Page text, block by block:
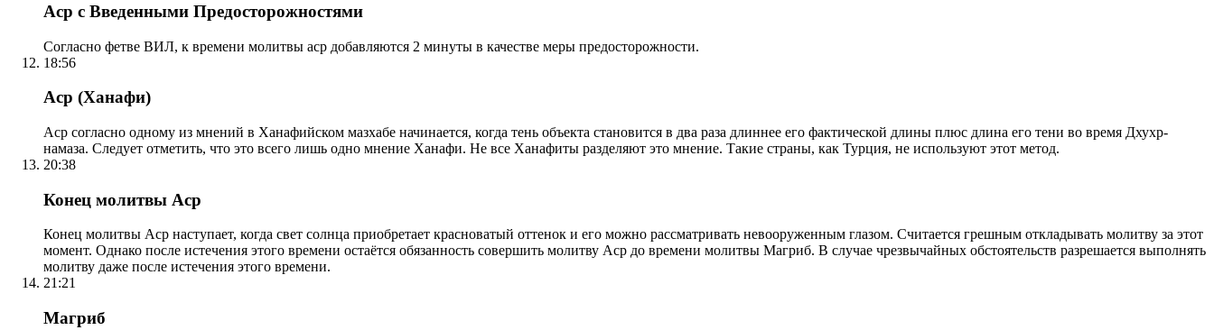
Аср с Введенными Предосторожностями
Согласно фетве ВИЛ, к времени молитвы аср добавляются 2 минуты в качестве меры предосторожности.
18:56
Аср (Ханафи)
Аср согласно одному из мнений в Ханафийском мазхабе начинается, когда тень объекта становится в два раза длиннее его фактической длины плюс длина его тени во время Дхухр-
намаза. Следует отметить, что это всего лишь одно мнение Ханафи. Не все Ханафиты разделяют это мнение. Такие страны, как Турция, не используют этот метод.
20:38
Конец молитвы Аср
Конец молитвы Аср наступает, когда свет солнца приобретает красноватый оттенок и его можно рассматривать невооруженным глазом. Считается грешным откладывать молитву за этот
момент. Однако после истечения этого времени остаётся обязанность совершить молитву Аср до времени молитвы Магриб. В случае чрезвычайных обстоятельств разрешается выполнять
молитву даже после истечения этого времени.
21:21
Магриб